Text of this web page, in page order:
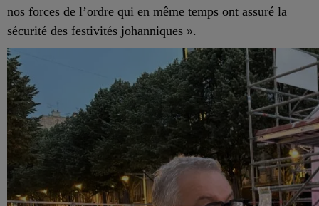
nos forces de l’ordre qui en même temps ont assuré la
sécurité des festivités johanniques ».